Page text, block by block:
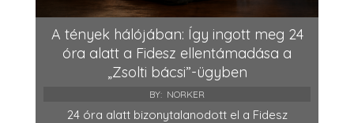
A tények hálójában: Így ingott meg 24
óra alatt a Fidesz ellentámadása a
„Zsolti bácsi”-ügyben
BY: NORKER
24 óra alatt bizonytalanodott el a Fidesz